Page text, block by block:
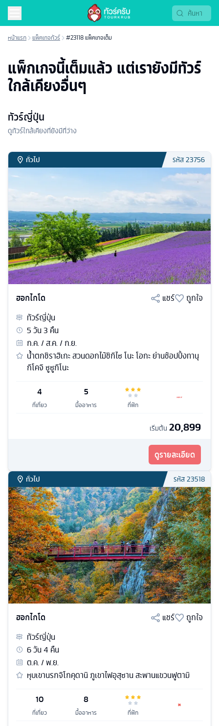
หน้าแรก แพ็คเกจทัวร์ #23118 แพ็คเกจเต็ม
แพ็กเกจนี้เต็มแล้ว แต่เรายังมีทัวร์
ใกล้เคียงอื่นๆ
ทัวร์ญี่ปุ่น
ดูทัวร์ใกล้เคียงที่ยังมีที่ว่าง
ทั่วไป รหัส23756
ฮอกไกโด แชร์
ถูกใจ
ทัวร์ญี่ปุ่น
5วัน3 คืน
ก.ค. / ส.ค. / ก.ย.
น้ำตกชิราฮิเกะ สวนดอกไม้ชิกิไซ โนะ โอกะ ย่านช้อปปิ้งทานุ
กิโคจิ ซูซูกิโนะ
4
ที่เที่ยว
5
มื้ออาหาร ที่พัก
เริ่มต้น 20,899
ดูรายละเอียด
ทั่วไป รหัส23518
ฮอกไกโด แชร์
ถูกใจ
ทัวร์ญี่ปุ่น
6วัน4 คืน
ต.ค. / พ.ย.
หุบเขานรกจิโกคุดานิ ภูเขาไฟอุสุซาน สะพานแขวนฟูตามิ
10
ที่เที่ยว
8
มื้ออาหาร ที่พัก